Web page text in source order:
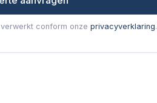
conform onze privacyverklaring.